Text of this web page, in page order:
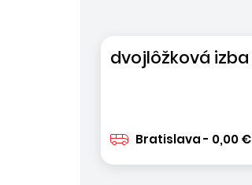
dvojlôžková izba
Bratislava - 0,00 €